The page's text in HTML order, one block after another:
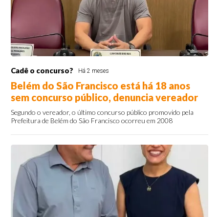
Cadê o concurso? Há 2 meses
Belém do São Francisco está há 18 anos
sem concurso público, denuncia vereador
Segundo o vereador, o último concurso público promovido pela
Prefeitura de Belém do São Francisco ocorreu em 2008